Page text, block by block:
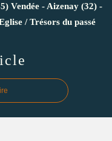
Vendée - Aizenay (32) -
/ Trésors du passé